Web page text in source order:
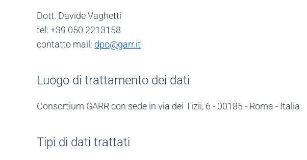
Dott. Davide Vaghetti
tel: +39 050 2213158
contatto mail: dpo@garr.it
Luogo di trattamento dei dati
Consortium GARR con sede in via dei Tizii, 6 - 00185 - Roma - Italia
Tipi di dati trattati